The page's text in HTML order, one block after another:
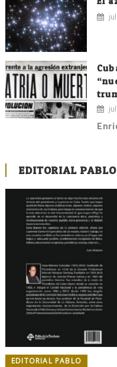
EDITORIAL PABLO
EDITORIAL PABLO